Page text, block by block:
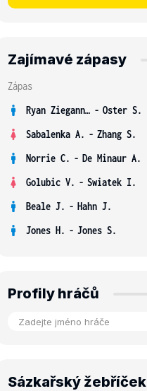
Zajímavé zápasy
Zápas
Ryan Ziegann S. - Oster S.
Sabalenka A. - Zhang S.
Norrie C. - De Minaur A.
Golubic V. - Swiatek I.
Beale J. - Hahn J.
Jones H. - Jones S.
Profily hráčů
Sázkařský žebříček